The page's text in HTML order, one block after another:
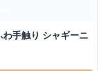
手触り シャギーニ